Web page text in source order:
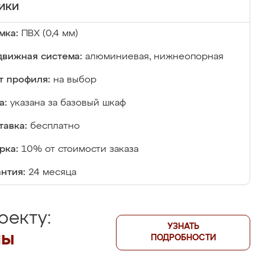
ПВХ (0,4 мм)
система: алюминиевая, нижнеопорная
профиля: на выбор
указана за базовый шкаф
бесплатно
10% от стоимости заказа
24 месяца
УЗНАТЬ
ПОДРОБНОСТИ